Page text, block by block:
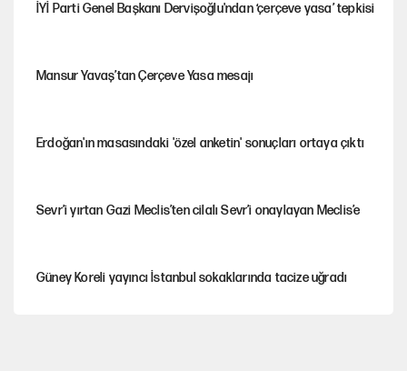
İYİ Parti Genel Başkanı Dervişoğlu'ndan ‘çerçeve yasa’ tepkisi
Mansur Yavaş’tan Çerçeve Yasa mesajı
Erdoğan'ın masasındaki 'özel anketin' sonuçları ortaya çıktı
Sevr’i yırtan Gazi Meclis’ten cilalı Sevr’i onaylayan Meclis’e
Güney Koreli yayıncı İstanbul sokaklarında tacize uğradı